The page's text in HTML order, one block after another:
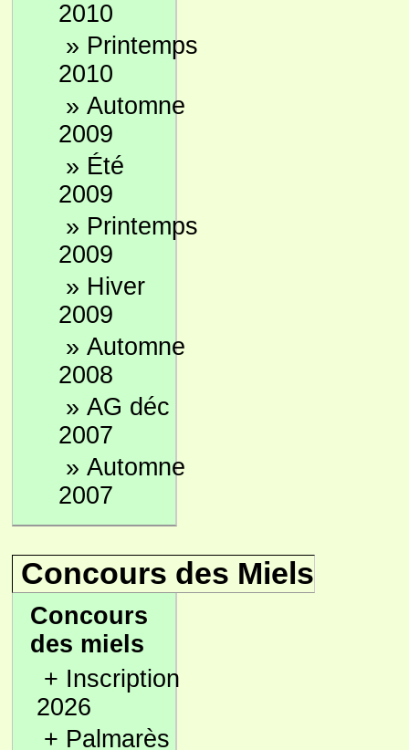
2010
» Printemps
2010
» Automne
2009
» Été
2009
» Printemps
2009
» Hiver
2009
» Automne
2008
» AG déc
2007
» Automne
2007
Concours des Miels
Concours
des miels
+ Inscription
2026
+ Palmarès